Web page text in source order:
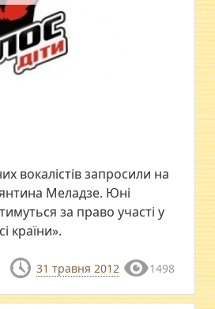
вокалістів запросили на
Меладзе. Юні
за право участі у
країни».
31 травня 2012 1498